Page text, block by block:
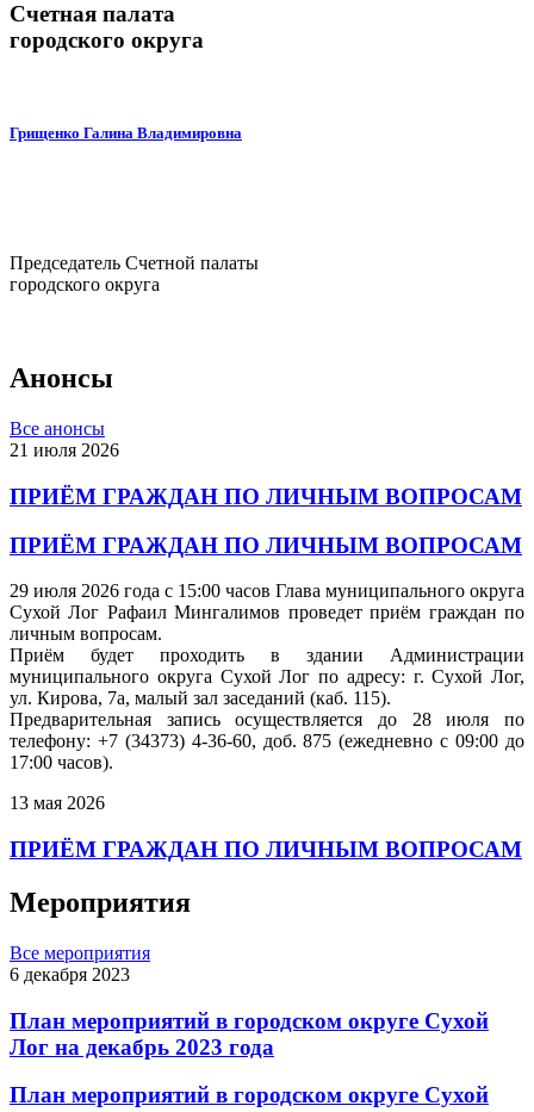
Счетная палата
городского округа
Грищенко Галина Владимировна
Председатель Счетной палаты
городского округа
Анонсы
Все анонсы
21 июля 2026
ПРИЁМ ГРАЖДАН ПО ЛИЧНЫМ ВОПРОСАМ
ПРИЁМ ГРАЖДАН ПО ЛИЧНЫМ ВОПРОСАМ
29 июля 2026 года с 15:00 часов Глава муниципального округа
Сухой Лог Рафаил Мингалимов проведет приём граждан по
личным вопросам.
Приём будет проходить в здании Администрации
муниципального округа Сухой Лог по адресу: г. Сухой Лог,
ул. Кирова, 7а, малый зал заседаний (каб. 115).
Предварительная запись осуществляется до 28 июля по
телефону: +7 (34373) 4-36-60, доб. 875 (ежедневно с 09:00 до
17:00 часов).
13 мая 2026
ПРИЁМ ГРАЖДАН ПО ЛИЧНЫМ ВОПРОСАМ
Мероприятия
Все мероприятия
6 декабря 2023
План мероприятий в городском округе Сухой
Лог на декабрь 2023 года
План мероприятий в городском округе Сухой